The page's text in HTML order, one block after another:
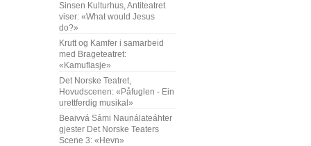
Sinsen Kulturhus, Antiteatret
viser: «What would Jesus
do?»
Krutt og Kamfer i samarbeid
med Brageteatret:
«Kamuflasje»
Det Norske Teatret,
Hovudscenen: «Påfuglen - Ein
urettferdig musikal»
Beaivvá Sámi Naunálateáhter
gjester Det Norske Teaters
Scene 3: «Hevn»